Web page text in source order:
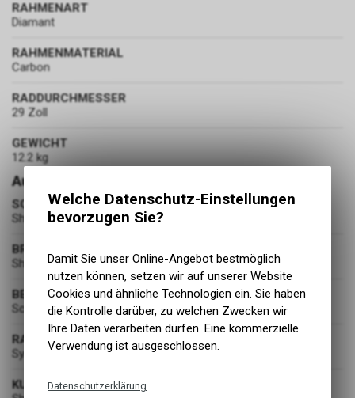
RAHMENART
Diamant
RAHMENMATERIAL
Carbon
RADDURCHMESSER
29 Zoll
GEWICHT
12.2 kg
Ausstattung
SCHALTUNG
Shimano Deore XT RD-M8100 SGS, Shadow Plus / 12 Speed
BREMSEN
Shimano BR-MT401 Disc Brake
BEREIFUNG
Schwalbe Racing Ray / Ralph 60-622
RADSATZ
Syncros
KURBELGARNITUR
Welche Datenschutz-Einstellungen
bevorzugen Sie?
Damit Sie unser Online-Angebot bestmöglich
nutzen können, setzen wir auf unserer Website
Cookies und ähnliche Technologien ein. Sie haben
die Kontrolle darüber, zu welchen Zwecken wir
Ihre Daten verarbeiten dürfen. Eine kommerzielle
Verwendung ist ausgeschlossen.
Datenschutzerklärung